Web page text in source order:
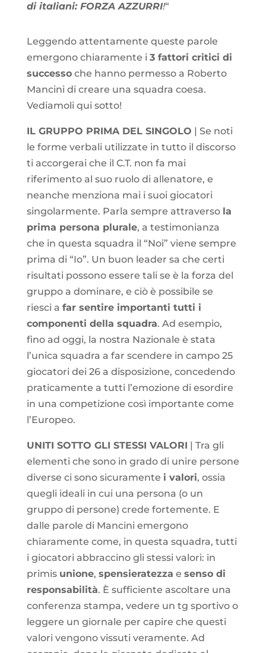
di italiani: FORZA AZZURRI!“
Leggendo attentamente queste parole
emergono chiaramente i 3 fattori critici di
successoche hanno permesso a Roberto
Mancini di creare una squadra coesa.
Vediamoli qui sotto!
IL GRUPPO PRIMA DEL SINGOLO | Se noti
le forme verbali utilizzate in tutto il discorso
ti accorgerai che il C.T. non fa mai
riferimento al suo ruolo di allenatore, e
neanche menziona mai i suoi giocatori
singolarmente. Parla sempre attraverso la
prima persona plurale, a testimonianza
che in questa squadra il “Noi” viene sempre
prima di “Io”. Un buon leader sa che certi
risultati possono essere tali se è la forza del
gruppo a dominare, e ciò è possibile se
riesci a far sentire importanti tutti i
componenti della squadra. Ad esempio,
fino ad oggi, la nostra Nazionale è stata
l’unica squadra a far scendere in campo 25
giocatori dei 26 a disposizione, concedendo
praticamente a tutti l’emozione di esordire
in una competizione così importante come
l’Europeo.
UNITI SOTTO GLI STESSI VALORI | Tra gli
elementi che sono in grado di unire persone
diverse ci sono sicuramente i valori, ossia
quegli ideali in cui una persona (o un
gruppo di persone) crede fortemente. E
dalle parole di Mancini emergono
chiaramente come, in questa squadra, tutti
i giocatori abbraccino gli stessi valori: in
primis unione, spensieratezza e senso di
responsabilità. È sufficiente ascoltare una
conferenza stampa, vedere un tg sportivo o
leggere un giornale per capire che questi
valori vengono vissuti veramente. Ad